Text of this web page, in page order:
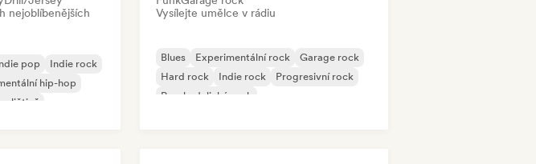
nejoblíbenějších
pop
Indie rock
hip-hop
Vysílejte umělce v rádiu
Blues Experimentální rock
Garage rock
Hard rock
Indie rock
Progresivní rock
Psychedelický rock